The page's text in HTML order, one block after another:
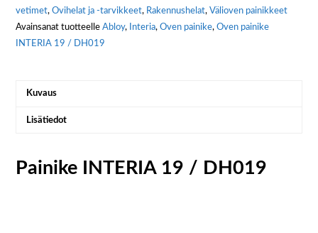
vetimet,Ovihelat ja -tarvikkeet, Rakennushelat,Välioven painikkeet
Avainsanat tuotteelleAbloy, Interia,Oven painike,Oven painike
INTERIA 19 / DH019
Kuvaus
Lisätiedot
Painike INTERIA 19 / DH019